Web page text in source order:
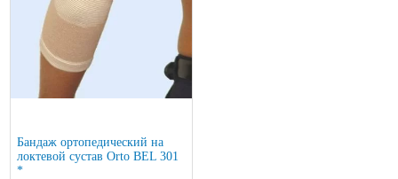
Бандаж ортопедический на
локтевой сустав Orto BEL 301
*